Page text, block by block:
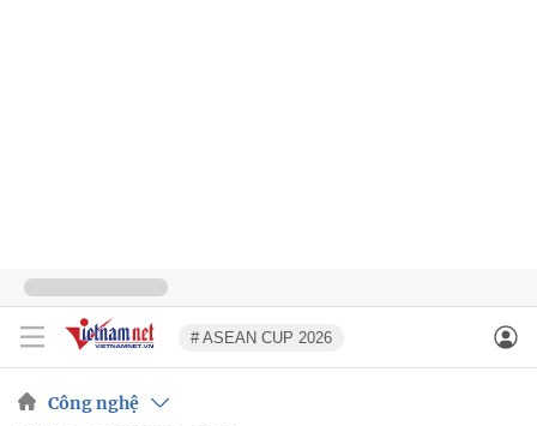
# ASEAN CUP 2026
Công nghệ